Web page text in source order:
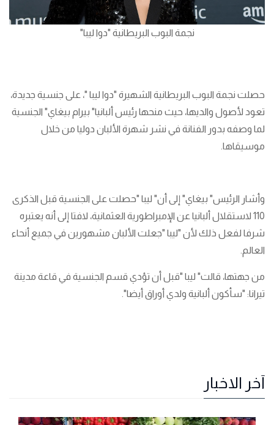
نجمة البوب البريطانية "دوا ليبا"
حصلت نجمة البوب البريطانية الشهيرة "دوا ليبا "، على جنسية جديدة،
تعود لأصول والديها، حيث منحها رئيس ألبانيا" بيرام بيغاي" الجنسية
لما وصفه بدور الفنانة في نشر شهرة الألبان دوليا من خلال
موسيقاها.
وأشار الرئيس" بيغاي" إلى أن" ليبا "حصلت على الجنسية قبل الذكرى
110 لاستقلال ألبانيا عن الإمبراطورية العثمانية، لافتا إلى أنه يعتبره
شرفا لفعل ذلك لأن "ليبا "جعلت الألبان مشهورين في جميع أنحاء
العالم.
من جهتها، قالت" ليبا "قبل أن تؤدي قسم الجنسية في قاعة مدينة
تيرانا: "سأكون ألبانية ولدي أوراق أيضا".
آخر الاخبار